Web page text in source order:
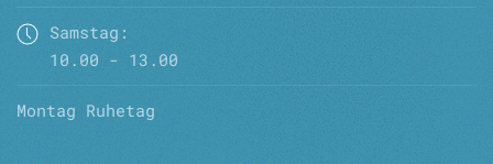
Samstag:
10.00 - 13.00
Montag Ruhetag